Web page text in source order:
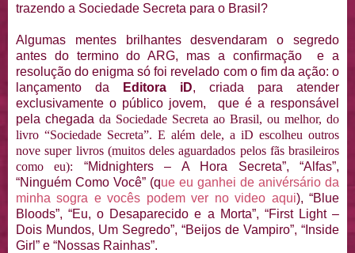
trazendo a Sociedade Secreta para o Brasil?
Algumas mentes brilhantes desvendaram o segredo
antes do termino do ARG, mas a confirmação e a
resolução do enigma só foi revelado com o fim da ação: o
lançamento da
Editora iD, criada para atender
exclusivamente o público jovem, que é a responsável
pela chegada da Sociedade Secreta ao Brasil, ou melhor, do
livro “Sociedade Secreta”. E além dele, a iD escolheu outros
nove super livros (muitos deles aguardados pelos fãs brasileiros
como eu): “Midnighters – A Hora Secreta”, “Alfas”,
“Ninguém Como Você” (que eu ganhei de anivérsário da
minha sogra e vocês podem ver no video aqui), “Blue
Bloods”, “Eu, o Desaparecido e a Morta”, “First Light –
Dois Mundos, Um Segredo”, “Beijos de Vampiro”, “Inside
Girl” e “Nossas Rainhas”.